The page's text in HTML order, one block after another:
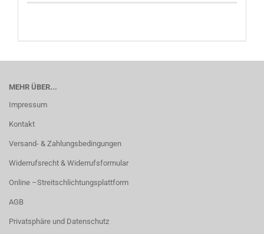
MEHR ÜBER...
Impressum
Kontakt
Versand- & Zahlungsbedingungen
Widerrufsrecht & Widerrufsformular
Online –Streitschlichtungsplattform
AGB
Privatsphäre und Datenschutz